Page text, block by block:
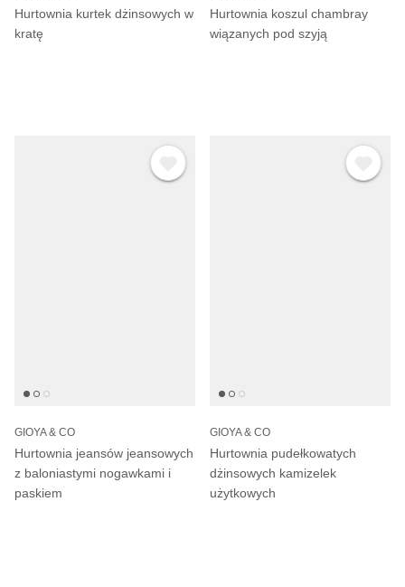
Hurtownia kurtek dżinsowych w
kratę
Hurtownia koszul chambray
wiązanych pod szyją
GIOYA & CO
Hurtownia jeansów jeansowych
z baloniastymi nogawkami i
paskiem
GIOYA & CO
Hurtownia pudełkowatych
dżinsowych kamizelek
użytkowych